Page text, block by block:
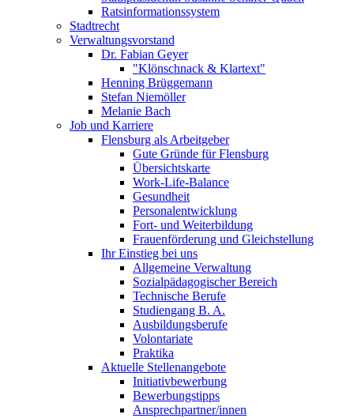
Ratsinformationssystem
Stadtrecht
Verwaltungsvorstand
Dr. Fabian Geyer
"Klönschnack & Klartext"
Henning Brüggemann
Stefan Niemöller
Melanie Bach
Job und Karriere
Flensburg als Arbeitgeber
Gute Gründe für Flensburg
Übersichtskarte
Work-Life-Balance
Gesundheit
Personalentwicklung
Fort- und Weiterbildung
Frauenförderung und Gleichstellung
Ihr Einstieg bei uns
Allgemeine Verwaltung
Sozialpädagogischer Bereich
Technische Berufe
Studiengang B. A.
Ausbildungsberufe
Volontariate
Praktika
Aktuelle Stellenangebote
Initiativbewerbung
Bewerbungstipps
Ansprechpartner/innen